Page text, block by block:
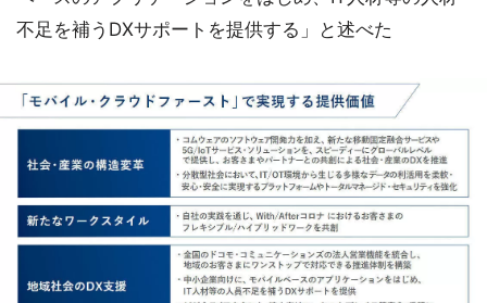
不足を補うDXサポートを提供する」と述べた